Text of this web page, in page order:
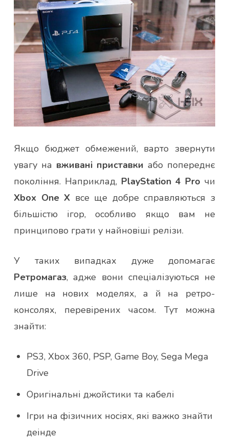
Якщо бюджет обмежений, варто звернути
увагу на вживані приставки або попереднє
покоління. Наприклад, PlayStation 4 Pro чи
Xbox One X все ще добре справляються з
більшістю ігор, особливо якщо вам не
принципово грати у найновіші релізи.
У таких випадках дуже допомагає
Ретромагаз, адже вони спеціалізуються не
лише на нових моделях, а й на ретро-
консолях, перевірених часом. Тут можна
знайти:
PS3, Xbox 360, PSP, Game Boy, Sega Mega
Drive
Оригінальні джойстики та кабелі
Ігри на фізичних носіях, які важко знайти
деінде